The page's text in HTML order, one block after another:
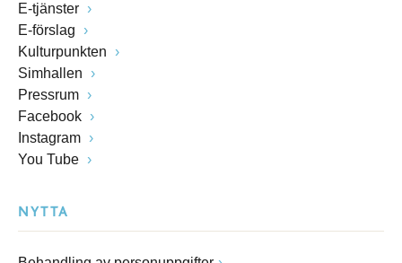
E-tjänster
E-förslag
Kulturpunkten
Simhallen
Pressrum
Facebook
Instagram
You Tube
NYTTA